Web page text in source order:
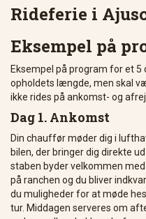
Rideferie i
Eksempel på
Eksempel på program for et
opholdets længde, men skal
ikke rides på ankomst- og
Dag 1. Ankomst
Din chauffør møder dig i
bilen, der bringer dig direkte
staben byder velkommen
på ranchen og du bliver
du muligheder for at møde
tur. Middagen serveres om